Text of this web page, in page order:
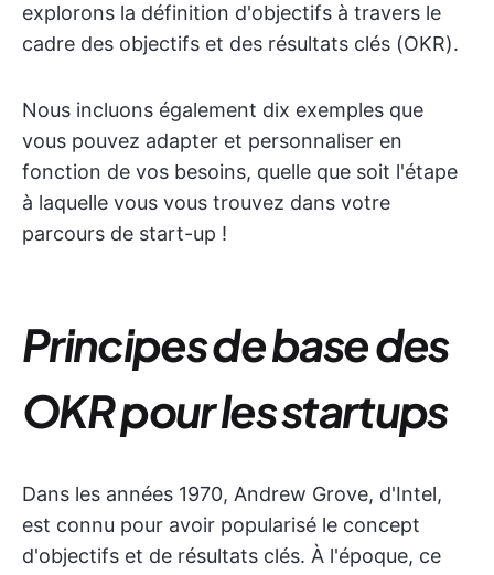
explorons la définition d'objectifs à travers le
cadre des objectifs et des résultats clés (OKR).
Nous incluons également dix exemples que
vous pouvez adapter et personnaliser en
fonction de vos besoins, quelle que soit l'étape
à laquelle vous vous trouvez dans votre
parcours de start-up !
Principes de base des
OKR pour les startups
Dans les années 1970, Andrew Grove, d'Intel,
est connu pour avoir popularisé le concept
d'objectifs et de résultats clés. À l'époque, ce